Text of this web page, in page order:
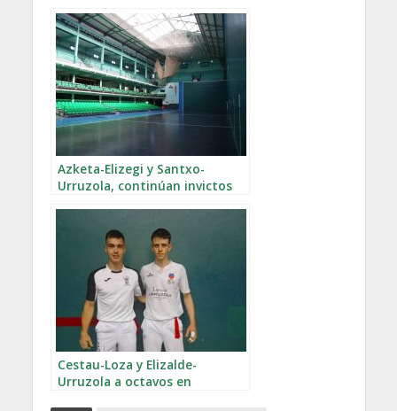
Azketa-Elizegi y Santxo-
Urruzola, continúan invictos
Cestau-Loza y Elizalde-
Urruzola a octavos en